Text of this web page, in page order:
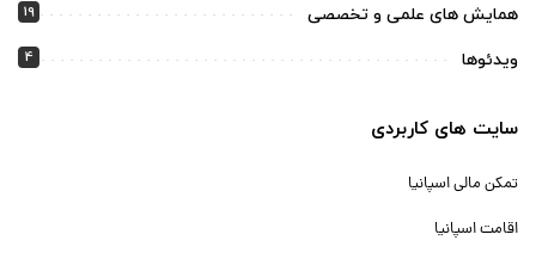
همایش های علمی و تخصصی 19
ویدئوها 4
سایت های کاربردی
تمکن مالی اسپانیا
اقامت اسپانیا